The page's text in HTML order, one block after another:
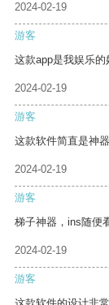
2024-02-19
游客
这款app是我娱乐的
2024-02-19
游客
这款软件简直是神
2024-02-19
游客
梯子神器，ins随便
2024-02-19
游客